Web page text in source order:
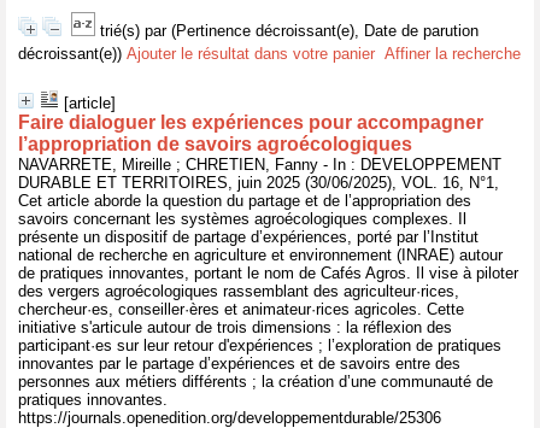
trié(s) par (Pertinence décroissant(e), Date de parution
décroissant(e)) Ajouter le résultat dans votre panier Affiner la recherche
[article]
Faire dialoguer les expériences pour accompagner
l’appropriation de savoirs agroécologiques
NAVARRETE, Mireille ; CHRETIEN, Fanny - In : DEVELOPPEMENT
DURABLE ET TERRITOIRES, juin 2025 (30/06/2025), VOL. 16, N°1,
Cet article aborde la question du partage et de l’appropriation des
savoirs concernant les systèmes agroécologiques complexes. Il
présente un dispositif de partage d’expériences, porté par l’Institut
national de recherche en agriculture et environnement (INRAE) autour
de pratiques innovantes, portant le nom de Cafés Agros. Il vise à piloter
des vergers agroécologiques rassemblant des agriculteur·rices,
chercheur·es, conseiller·ères et animateur·rices agricoles. Cette
initiative s'articule autour de trois dimensions : la réflexion des
participant·es sur leur retour d'expériences ; l’exploration de pratiques
innovantes par le partage d’expériences et de savoirs entre des
personnes aux métiers différents ; la création d’une communauté de
pratiques innovantes.
https://journals.openedition.org/developpementdurable/25306